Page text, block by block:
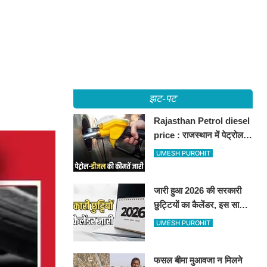
झट-पट
Rajasthan Petrol diesel
price : राजस्थान में पेट्रोल-
डीजल की कीमतें जारी, जानिए
UMESH PUROHIT
जारी हुआ 2026 की सरकारी
छुट्टियों का कैलेंडर, इस साल
कई बार मिलेगा लगातार
UMESH PUROHIT
फसल बीमा मुआवजा न मिलने